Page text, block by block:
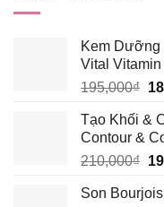
Kem Dưỡng
Vital Vitamin
195,000₫
là:
Tạo Khối &
Contour &
210,000₫
là:
Son